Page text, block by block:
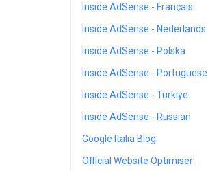
Inside AdSense - Français
Inside AdSense - Nederlands
Inside AdSense - Polska
Inside AdSense - Portuguese
Inside AdSense - Türkiye
Inside AdSense - Russian
Google Italia Blog
Official Website Optimiser